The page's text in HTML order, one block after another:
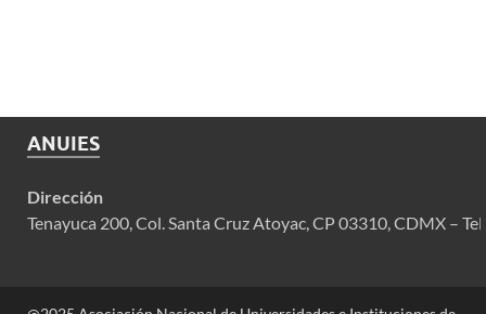
ANUIES
Dirección
Tenayuca 200, Col. Santa Cruz Atoyac, CP 03310, CDMX –